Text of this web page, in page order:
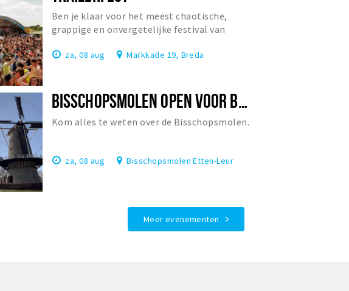
Ben je klaar voor het meest chaotische,
grappige en onvergetelijke festival van
za, 08 aug Markkade 19, Breda
Kom alles te weten over de Bisschopsmolen.
za, 08 aug Bisschopsmolen Etten-Leur
Meer evenementen